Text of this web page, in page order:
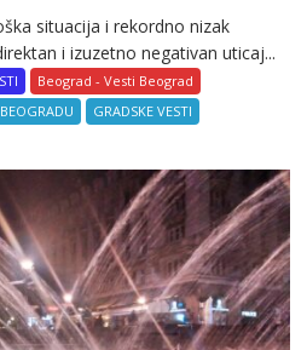
situacija i rekordno nizak
i izuzetno negativan uticaj...
Beograd - Vesti Beograd
GRADSKE VESTI